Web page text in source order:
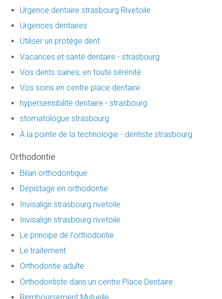
Urgence dentaire strasbourg Rivetoile
Urgences dentaires
Utiliser un protège dent
Vacances et santé dentaire - strasbourg
Vos dents saines, en toute sérénité
Vos soins en centre place dentaire
hypersensibilité dentaire - strasbourg
stomatologue strasbourg
À la pointe de la technologie - dentiste strasbourg
Orthodontie
Bilan orthodontique
Dépistage en orthodontie
Invisalign strasbourg rivetoile
Invisalign strasbourg rivetoile
Le principe de l'orthodontie
Le traitement
Orthodontie adulte
Orthodontiste dans un centre Place Dentaire